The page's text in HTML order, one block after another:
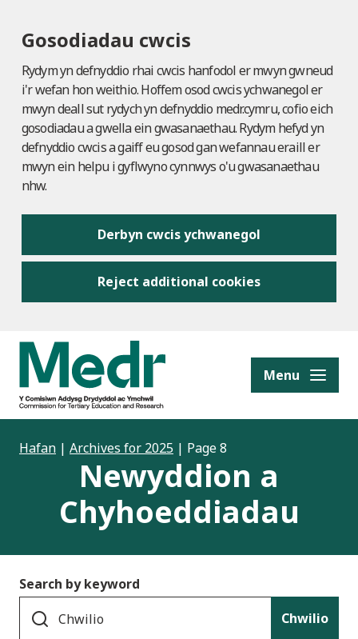
Gosodiadau cwcis
Rydym yn defnyddio rhai cwcis hanfodol er mwyn gwneud
i'r wefan hon weithio. Hoffem osod cwcis ychwanegol er
mwyn deall sut rydych yn defnyddio medr.cymru, cofio eich
gosodiadau a gwella ein gwasanaethau. Rydym hefyd yn
defnyddio cwcis a gaiff eu gosod gan wefannau eraill er
mwyn ein helpu i gyflwyno cynnwys o'u gwasanaethau
nhw.
Derbyn cwcis ychwanegol
Reject additional cookies
content Menu
Hafan | Archives for 2025 | Page 8
Newyddion a
Chyhoeddiadau
Search by keyword
Chwilio